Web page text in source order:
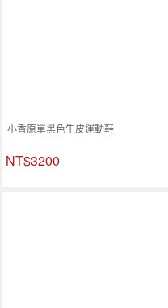
小香原單黑色牛皮運動鞋
NT$3200